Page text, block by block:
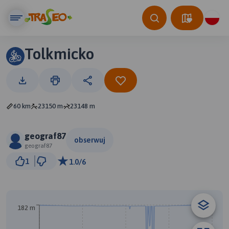
Tolkmicko
60 km 23150 m 23148 m
geograf87
geograf87
obserwuj
1 1.0/6
182 m